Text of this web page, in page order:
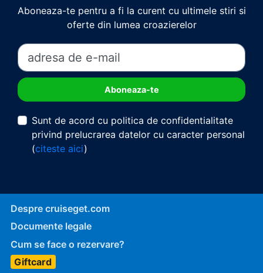
Aboneaza-te pentru a fi la curent cu ultimele stiri si
oferte din lumea croazierelor
Sunt de acord cu politica de confidentialitate
privind prelucrarea datelor cu caracter personal
(citeste aici)
Despre cruiseget.com
Documente legale
Cum se face o rezervare?
Giftcard